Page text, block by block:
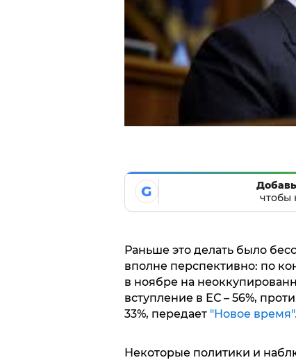
G
чтобы
Раньше это делать было
вполне перспективно: по
в ноябре на
вступление в ЕС – 56%,
33%, передает"Новое время".
Некоторые политики и